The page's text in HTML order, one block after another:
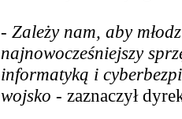
- Zależy nam, aby
najnowocześniejszy
informatyką i
wojsko - zaznaczył